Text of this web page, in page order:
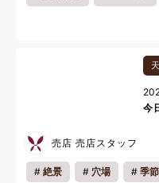
今
売店 売店スタッフ
絶景 穴場 季